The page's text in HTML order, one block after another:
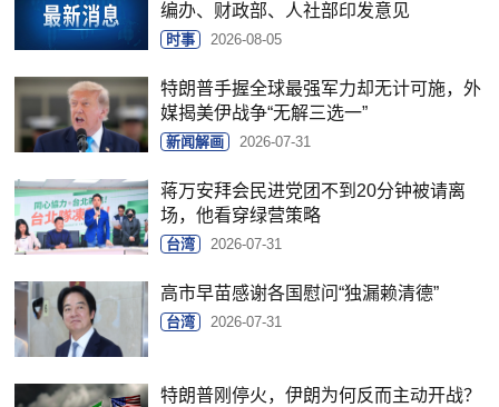
编办、财政部、人社部印发意见
时事 2026-08-05
特朗普手握全球最强军力却无计可施，外
媒揭美伊战争“无解三选一”
新闻解画 2026-07-31
蒋万安拜会民进党团不到20分钟被请离
场，他看穿绿营策略
台湾 2026-07-31
高市早苗感谢各国慰问“独漏赖清德”
台湾 2026-07-31
特朗普刚停火，伊朗为何反而主动开战？